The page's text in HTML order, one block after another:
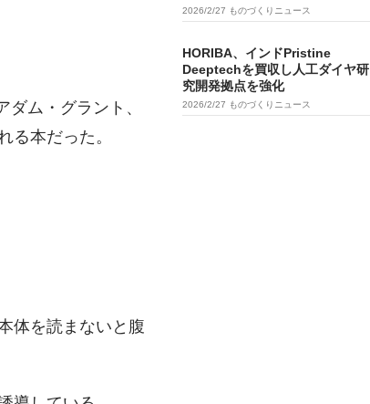
ダム・グラント、
る本だった。
体を読まないと腹
2026/2/27 ものづくりニュース
HORIBA、インドPristine
Deeptechを買収し人工ダイヤ研
究開発拠点を強化
2026/2/27 ものづくりニュース